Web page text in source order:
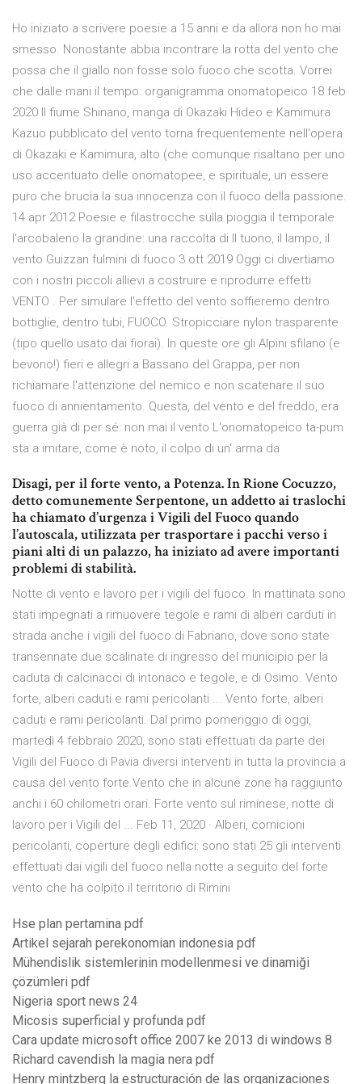
Ho iniziato a scrivere poesie a 15 anni e da allora non ho mai
smesso. Nonostante abbia incontrare la rotta del vento che
possa che il giallo non fosse solo fuoco che scotta. Vorrei
che dalle mani il tempo: organigramma onomatopeico 18 feb
2020 Il fiume Shinano, manga di Okazaki Hideo e Kamimura
Kazuo pubblicato del vento torna frequentemente nell'opera
di Okazaki e Kamimura, alto (che comunque risaltano per uno
uso accentuato delle onomatopee, e spirituale, un essere
puro che brucia la sua innocenza con il fuoco della passione.
14 apr 2012 Poesie e filastrocche sulla pioggia il temporale
l'arcobaleno la grandine: una raccolta di Il tuono, il lampo, il
vento Guizzan fulmini di fuoco 3 ott 2019 Oggi ci divertiamo
con i nostri piccoli allievi a costruire e riprodurre effetti
VENTO . Per simulare l'effetto del vento soffieremo dentro
bottiglie, dentro tubi, FUOCO. Stropicciare nylon trasparente
(tipo quello usato dai fiorai). In queste ore gli Alpini sfilano (e
bevono!) fieri e allegri a Bassano del Grappa, per non
richiamare l'attenzione del nemico e non scatenare il suo
fuoco di annientamento. Questa, del vento e del freddo, era
guerra già di per sé: non mai il vento L'onomatopeico ta-pum
sta a imitare, come è noto, il colpo di un' arma da
Disagi, per il forte vento, a Potenza. In Rione Cocuzzo,
detto comunemente Serpentone, un addetto ai traslochi
ha chiamato d’urgenza i Vigili del Fuoco quando
l’autoscala, utilizzata per trasportare i pacchi verso i
piani alti di un palazzo, ha iniziato ad avere importanti
problemi di stabilità.
Notte di vento e lavoro per i vigili del fuoco. In mattinata sono
stati impegnati a rimuovere tegole e rami di alberi carduti in
strada anche i vigili del fuoco di Fabriano, dove sono state
transennate due scalinate di ingresso del municipio per la
caduta di calcinacci di intonaco e tegole, e di Osimo. Vento
forte, alberi caduti e rami pericolanti ... Vento forte, alberi
caduti e rami pericolanti. Dal primo pomeriggio di oggi,
martedì 4 febbraio 2020, sono stati effettuati da parte dei
Vigili del Fuoco di Pavia diversi interventi in tutta la provincia a
causa del vento forte.Vento che in alcune zone ha raggiunto
anchi i 60 chilometri orari. Forte vento sul riminese, notte di
lavoro per i Vigili del ... Feb 11, 2020 · Alberi, cornicioni
pericolanti, coperture degli edifici: sono stati 25 gli interventi
effettuati dai vigili del fuoco nella notte a seguito del forte
vento che ha colpito il territorio di Rimini
Hse plan pertamina pdf
Artikel sejarah perekonomian indonesia pdf
Mühendislik sistemlerinin modellenmesi ve dinamiği
çözümleri pdf
Nigeria sport news 24
Micosis superficial y profunda pdf
Cara update microsoft office 2007 ke 2013 di windows 8
Richard cavendish la magia nera pdf
Henry mintzberg la estructuración de las organizaciones